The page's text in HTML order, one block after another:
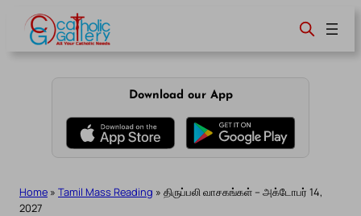
content
Download our App
Home » Tamil Mass Reading » திருப்பலி வாசகங்கள் – அக்டோபர் 14,
2027